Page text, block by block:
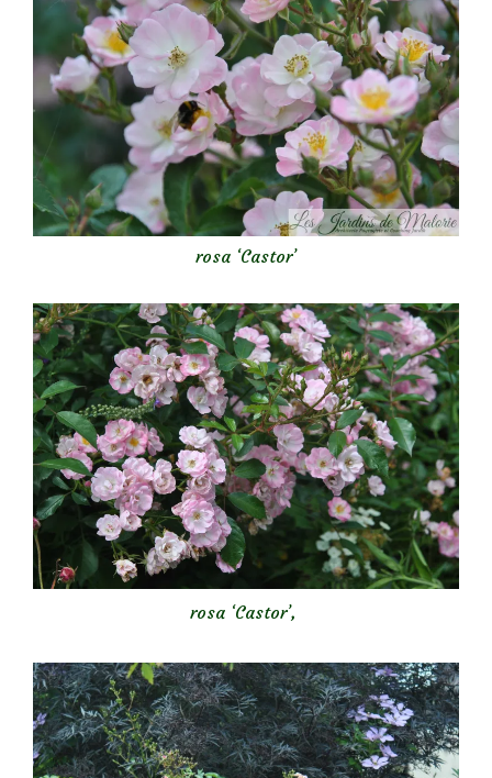
rosa ‘Castor’
rosa ‘Castor’,